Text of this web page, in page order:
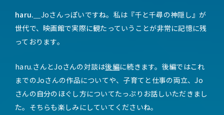
haru.＿ Joさんっぽいですね。私は『千と千尋の神隠し』が
世代で、映画館で実際に観たっていうことが非常に記憶に残
っております。
haru.さんとJoさんの対談は後編に続きます。後編ではこれ
までのJoさんの作品についてや、子育てと仕事の両立、Jo
さんの自分のほぐし方についてたっぷりお話しいただきまし
た。そちらも楽しみにしていてくださいね。